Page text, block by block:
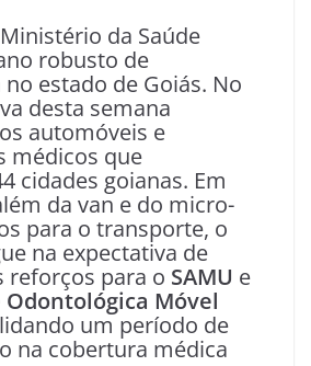
da Saúde
robusto de
estado de Goiás. No
desta semana
automóveis e
médicos que
cidades goianas. Em
da van e do micro-
para o transporte, o
na expectativa de
reforços para o SAMU e
Odontológica Móvel
um período de
na cobertura médica